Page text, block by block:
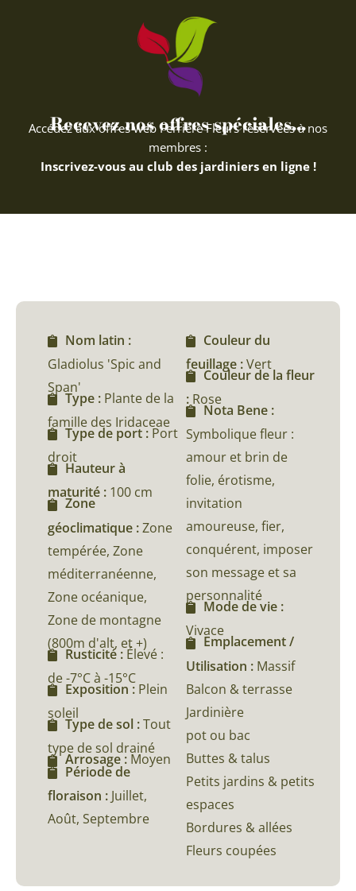
Recevez nos offres spéciales...
Accédez aux offres web Ferriere Fleurs réservées à nos
membres :
Inscrivez-vous au club des jardiniers en ligne !
Nom latin :
Gladiolus 'Spic and
Span'
Type : Plante de la
famille des Iridaceae
Type de port : Port
droit
Hauteur à
maturité : 100 cm
Zone
géoclimatique :Zone
tempérée, Zone
méditerranéenne,
Zone océanique,
Zone de montagne
(800m d'alt, et +)
Rusticité : Élevé :
de -7°C à -15°C
Exposition : Plein
soleil
Type de sol :Tout
type de sol drainé
Arrosage : Moyen
Période de
floraison : Juillet,
Août, Septembre
Couleur du
feuillage :Vert
Couleur de la fleur
: Rose
Nota Bene :
Symbolique fleur :
amour et brin de
folie, érotisme,
invitation
amoureuse, fier,
conquérent, imposer
son message et sa
personnalité
Mode de vie :
Vivace
Emplacement /
Utilisation : Massif
Balcon & terrasse
Jardinière
pot ou bac
Buttes & talus
Petits jardins & petits
espaces
Bordures & allées
Fleurs coupées